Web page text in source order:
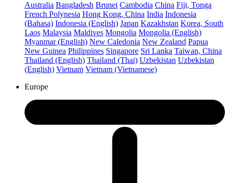
Australia Bangladesh Brunei Cambodia China Fiji, Tonga
French Polynesia Hong Kong, China India Indonesia
(Bahasa) Indonesia (English) Japan Kazakhstan Korea, South
Laos Malaysia Maldives Mongolia Mongolia (English)
Myanmar (English) New Caledonia New Zealand Papua
New Guinea Philippines Singapore Sri Lanka Taiwan, China
Thailand (English) Thailand (Thai) Uzbekistan Uzbekistan
(English) Vietnam Vietnam (Vietnamese)
Europe